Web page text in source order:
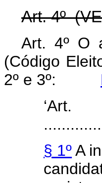
Art. 4º
Art. 4º O
(Código
2º e 3º:
§ 1ºA